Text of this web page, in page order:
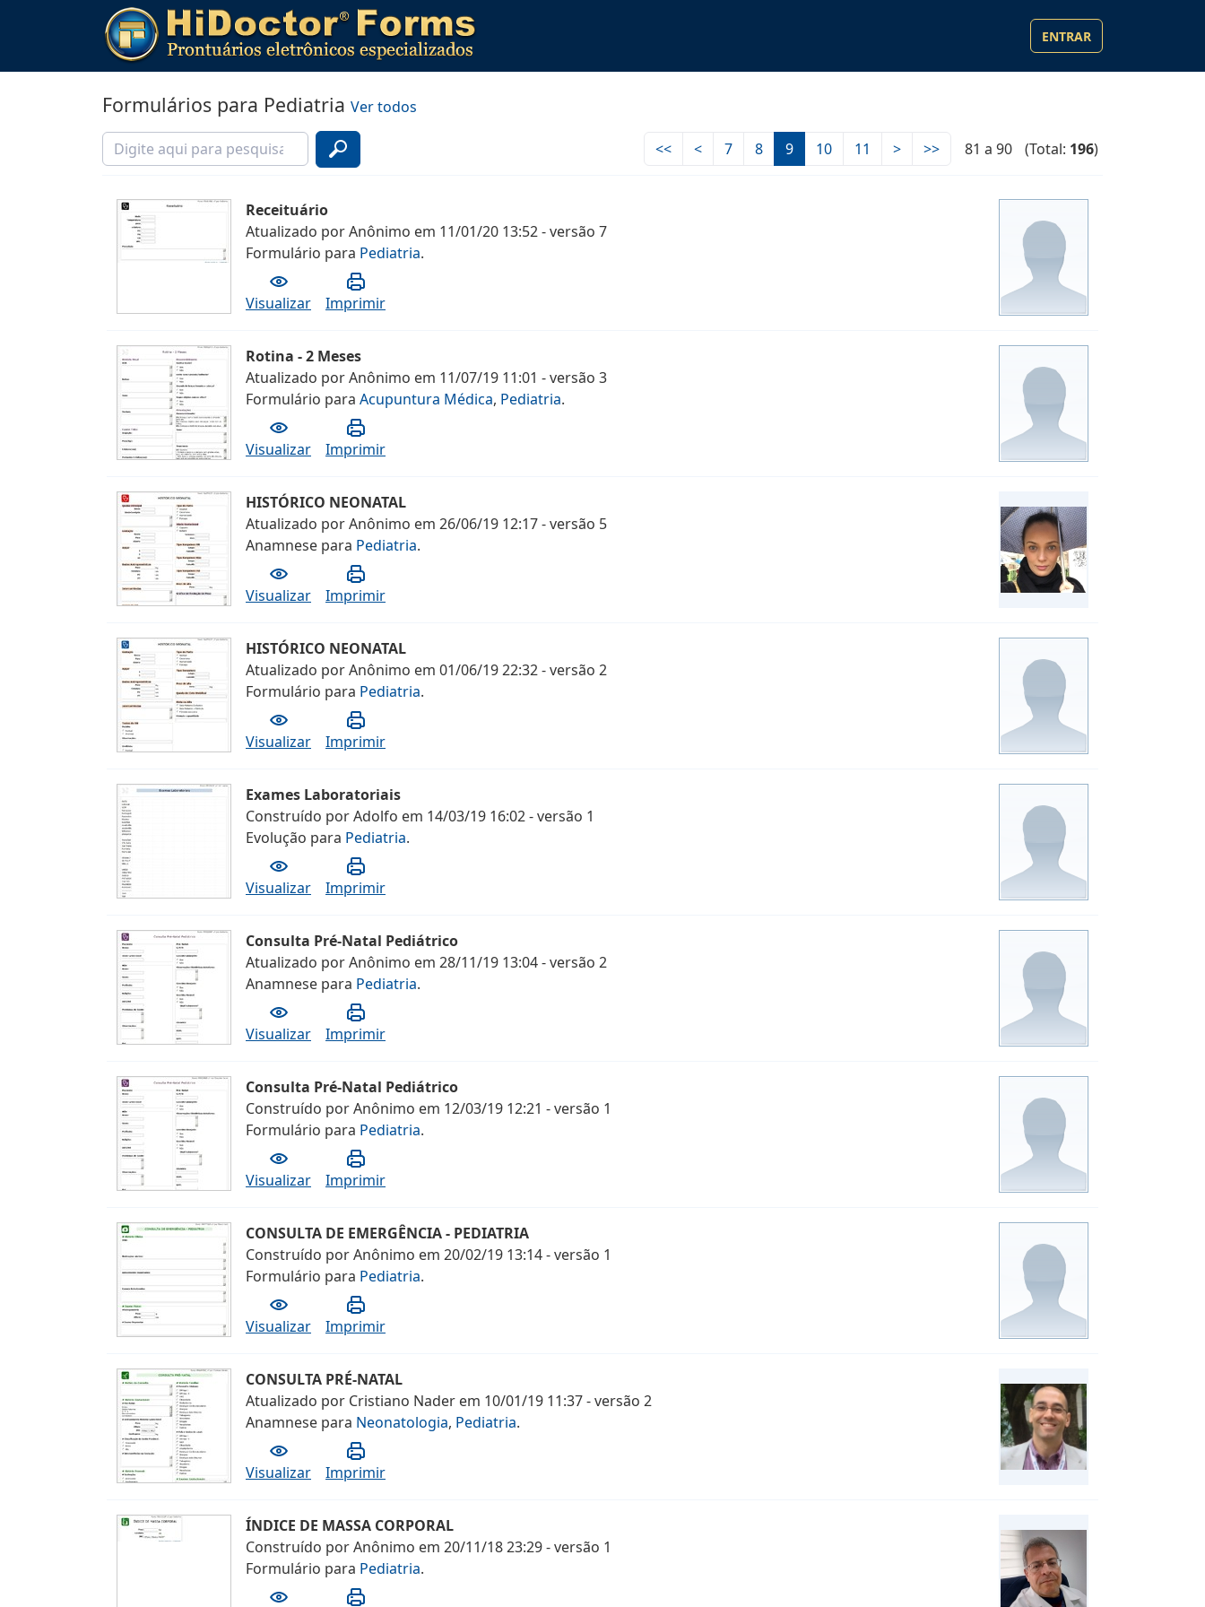
ENTRAR
Formulários para Pediatria Ver todos
<< < 7 8 9 10 11 > >> 81 a 90 (Total: 196)
Receituário
Atualizado porAnônimo em 11/01/20 13:52- versão 7
Formulário para Pediatria.
Visualizar Imprimir
Rotina - 2 Meses
Atualizado porAnônimo em 11/07/19 11:01 - versão 3
Formulário para Acupuntura Médica, Pediatria.
Visualizar Imprimir
HISTÓRICO NEONATAL
Atualizado porAnônimo em 26/06/19 12:17- versão 5
Anamnese para Pediatria.
Visualizar Imprimir
HISTÓRICO NEONATAL
Atualizado porAnônimo em 01/06/19 22:32- versão 2
Formulário para Pediatria.
Visualizar Imprimir
Exames Laboratoriais
Construído porAdolfo em 14/03/19 16:02- versão 1
Evolução para Pediatria.
Visualizar Imprimir
Consulta Pré-Natal Pediátrico
Atualizado porAnônimo em 28/11/19 13:04- versão 2
Anamnese para Pediatria.
Visualizar Imprimir
Consulta Pré-Natal Pediátrico
Construído porAnônimo em 12/03/19 12:21 - versão 1
Formulário para Pediatria.
Visualizar Imprimir
CONSULTA DE EMERGÊNCIA - PEDIATRIA
Construído porAnônimo em 20/02/19 13:14- versão 1
Formulário para Pediatria.
Visualizar Imprimir
CONSULTA PRÉ-NATAL
Atualizado por Cristiano Nader em 10/01/19 11:37- versão 2
Anamnese para Neonatologia, Pediatria.
Visualizar Imprimir
ÍNDICE DE MASSA CORPORAL
Construído porAnônimo em 20/11/18 23:29- versão 1
Formulário para Pediatria.